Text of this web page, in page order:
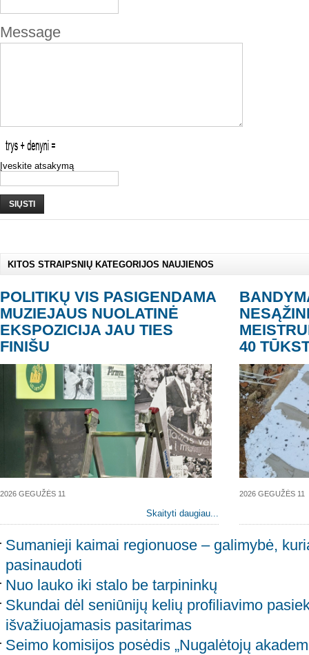
Message
Įveskite atsakymą
SIŲSTI
KITOS STRAIPSNIŲ KATEGORIJOS NAUJIENOS
POLITIKŲ VIS PASIGENDAMA
MUZIEJAUS NUOLATINĖ
EKSPOZICIJA JAU TIES
FINIŠU
2026 GEGUŽĖS 11
Skaityti daugiau...
40
2026 GEGUŽĖS 11
Sumanieji kaimai regionuose – galimybė,
pasinaudoti
Nuo lauko iki stalo be tarpininkų
Skundai dėl seniūnijų kelių profiliavimo
išvažiuojamasis pasitarimas
Seimo komisijos posėdis „Nugalėtojų